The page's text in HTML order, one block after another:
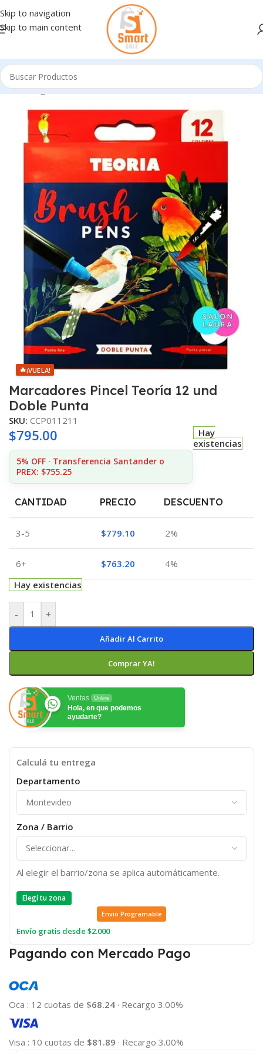
Skip to navigation
Skip to main content
Inicio/Ingresando
🔥¡VUELA!
Marcadores Pincel Teoría 12 und
Doble Punta
SKU: CCP011211
$795.00
5% OFF · Transferencia Santander o
PREX: $755.25
Hay
existencias
CANTIDAD PRECIO DESCUENTO
3-5 $779.10 2%
6+ $763.20
4%
Hay existencias
- +
Añadir Al Carrito
Comprar YA!
Ventas Online
Hola, en que podemos
ayudarte?
Calculá tu entrega
Departamento
Zona / Barrio
Al elegir el barrio/zona se aplica automáticamente.
Elegí tu zona
Envio Programable
Envío gratis desde $2.000
Pagando con Mercado Pago
Oca : 12 cuotas de $68.24 · Recargo 3.00%
Visa : 10 cuotas de $81.89 · Recargo 3.00%